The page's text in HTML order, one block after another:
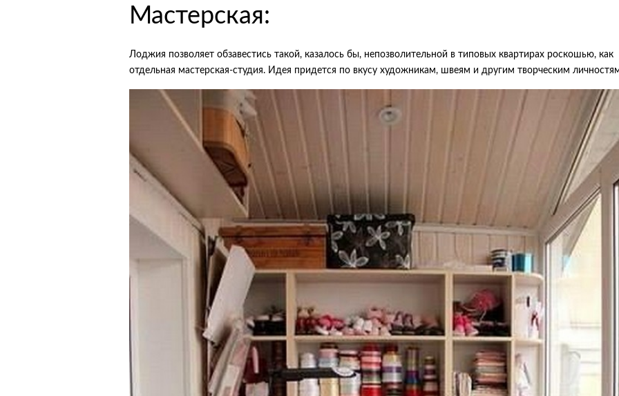
Мастерская:
Лоджия позволяет обзавестись такой, казалось бы, непозволительной в типовых квартирах роскошью, как
отдельная мастерская-студия. Идея придется по вкусу художникам, швеям и другим творческим